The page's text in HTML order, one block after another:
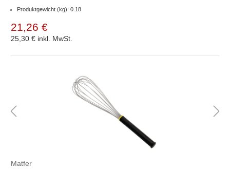
Produktgewicht (kg): 0.18
21,26 €
25,30 € inkl. MwSt.
Matfer